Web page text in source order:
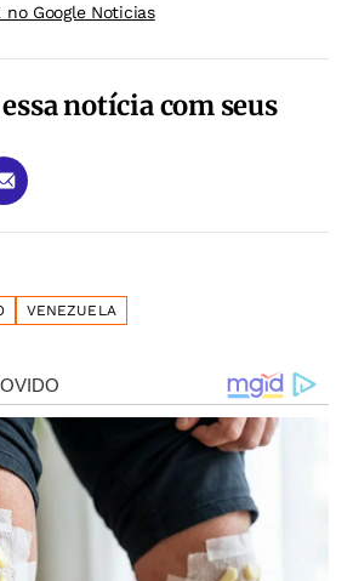
no Google Noticias
notícia com seus
VENEZUELA